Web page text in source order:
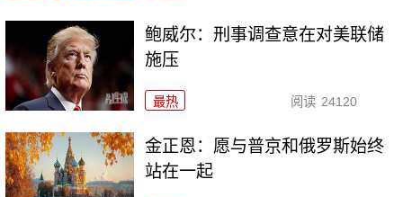
鲍威尔：刑事调查意在对美联储
施压
最热 阅读 24120
金正恩：愿与普京和俄罗斯始终
站在一起